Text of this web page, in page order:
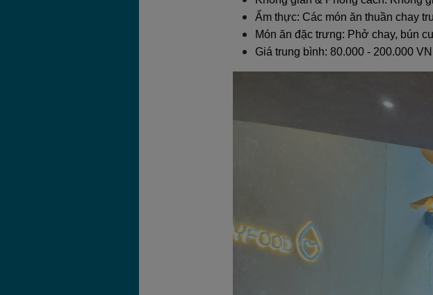
Ẩm thực: Các món ăn thuần chay
Món ăn đặc trưng: Phở chay, bún
Giá trung bình: 80.000 - 200.000